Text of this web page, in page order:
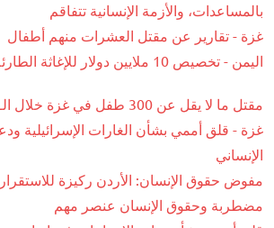
بالمساعدات، والأزمة الإنسانية تتفاقم
غزة - تقارير عن مقتل العشرات منهم أطفال
اليمن - تخصيص 10 ملايين دولار للإغاثة الطارئة
مقتل ما لا يقل عن 300 طفل في غزة خلال الـ 300 يوم الماضية
غزة - قلق أممي بشأن الغارات الإسرائيلية
الإنساني
مفوض حقوق الإنسان: الأردن ركيزة
مضطربة وحقوق الإنسان عنصر مهم